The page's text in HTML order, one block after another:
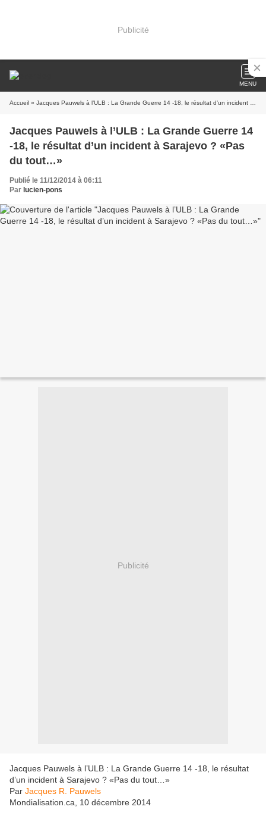
Publicité
MENU
Accueil » Jacques Pauwels à l’ULB : La Grande Guerre 14 -18, le résultat d’un incident à Sarajevo ? «Pas du tout…»
Jacques Pauwels à l’ULB : La Grande Guerre 14
-18, le résultat d’un incident à Sarajevo ? «Pas
du tout…»
Publié le 11/12/2014 à 06:11
Par lucien-pons
Publicité
Jacques Pauwels à l’ULB : La Grande Guerre 14 -18, le résultat
d’un incident à Sarajevo ? «Pas du tout…»
Par Jacques R. Pauwels
Mondialisation.ca, 10 décembre 2014